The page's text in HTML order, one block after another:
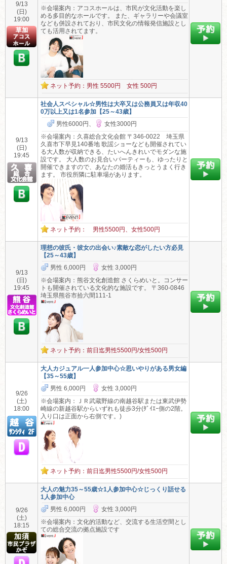
9/13
(日)
19:00
※会場案内：アコスホールは、市民が文化活動を楽し
める多目的なホールです。 また、ギャラリーや会議室
なども併設されており、市民文化の情報発信施設とし
ても活用されてます。
ネット予約：男性 5500円 女性 500円
9/13
(日)
19:45
社会人スペシャル☆男性は大卒又は公務員又は年収40
0万以上又は1名参加【25～43歳】
男性6000円、
女性3000円
※会場案内：久喜総合文化会館 〒346-0022 埼玉県
久喜市下早見140番地 歌謡ショーなども開催されてい
る大人数が収納できる、たいへんきれいでモダンな施
設です。 大人数のお見合いパーティーも、ゆったりと
開催できますので、あなたの婚活もきっとうまく行き
ます。 市役所隣に駐車場があります。
ネット予約： 男性5500円、女性500円
9/13
(日)
19:45
理想の彼氏・彼女の出会い♪素敵な恋がしたい方必見
【25～43歳】
男性 6,000円
女性 3,000円
※会場案内：熊谷文化創造館 さくらめいと。コンサー
トも開催されている文化的な施設です。 〒360-0846
埼玉県熊谷市拾六間111-1
ネット予約：前日迄男性5500円/女性500円
9/26
(土)
18:00
大人カジュアル一人参加中心☆思いやりがある男女編
【35～55歳】
男性 6,000円
女性 3,000円
※会場案内：ＪＲ武蔵野線の南越谷駅または東武伊勢
崎線の新越谷駅からいずれも徒歩3分(ﾀﾞｲｴｰ側の2階。
入り口は正面から右側です。)
ネット予約：前日迄男性5500円/女性500円
9/26
(土)
18:15
大人の魅力35～55歳☆1人参加中心☆じっくり話せる
1人参加中心
男性 6,000円
女性 3,000円
※会場案内：文化的活動など、交流する生活空間とし
ての総合交流の拠点施設です